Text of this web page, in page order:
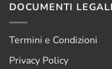
DOCUMENTI LEGALI
Termini e Condizioni
Privacy Policy